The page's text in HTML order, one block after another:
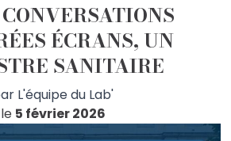
ÉCRANS, UN
SANITAIRE
L'équipe du Lab'
le 5 février 2026